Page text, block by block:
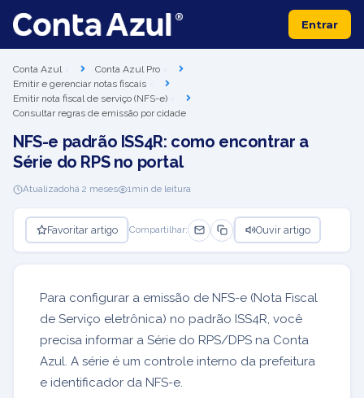
Entrar
Conta Azul
Conta Azul Pro
Emitir e gerenciar notas fiscais
Emitir nota fiscal de serviço (NFS-e)
Consultar regras de emissão por cidade
NFS-e padrão ISS4R: como encontrar a
Série do RPS no portal
Atualizadohá 2 meses 1min de leitura
Favoritar artigo Compartilhar: Ouvir artigo
Para configurar a emissão de NFS-e (Nota Fiscal
de Serviço eletrônica) no padrão ISS4R, você
precisa informar a Série do RPS/DPS na Conta
Azul. A série é um controle interno da prefeitura
e identificador da NFS-e.